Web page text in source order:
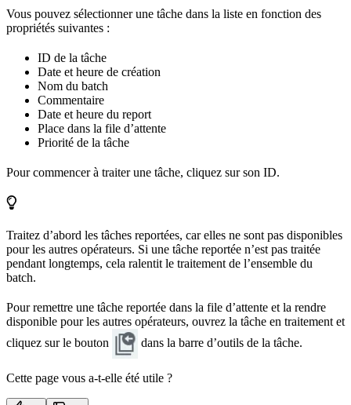
Vous pouvez sélectionner une tâche dans la liste en fonction des
propriétés suivantes :
ID de la tâche
Date et heure de création
Nom du batch
Commentaire
Date et heure du report
Place dans la file d’attente
Priorité de la tâche
Pour commencer à traiter une tâche, cliquez sur son ID.
Traitez d’abord les tâches reportées, car elles ne sont pas disponibles
pour les autres opérateurs. Si une tâche reportée n’est pas traitée
pendant longtemps, cela ralentit le traitement de l’ensemble du
batch.
Pour remettre une tâche reportée dans la file d’attente et la rendre
disponible pour les autres opérateurs, ouvrez la tâche en traitement et
cliquez sur le bouton
dans la barre d’outils de la tâche.
Cette page vous a-t-elle été utile ?